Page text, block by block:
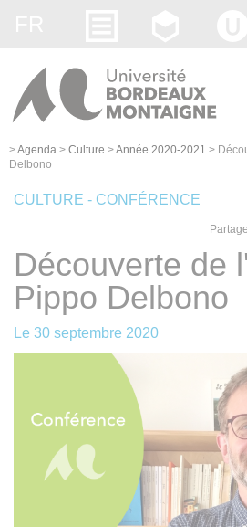
>Agenda > Culture >Année 2020-2021 >
Delbono
CULTURE - CONFÉRENCE
Découverte de
Pippo Delbono
Le 30 septembre 2020